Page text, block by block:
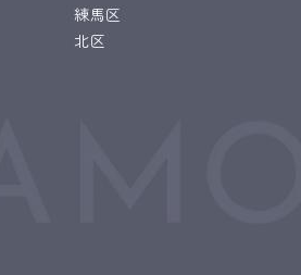
練馬区
北区